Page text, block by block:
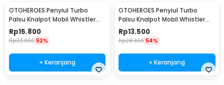
OTOHEROES Penyiul Turbo
Palsu Knalpot Mobil Whistler
1000-2400cc L - TUR007
Rp15.800
Rp32.900 52%
+ Keranjang
OTOHEROES Penyiul Turbo
Palsu Knalpot Mobil Whistler
1000-1800cc M 1.6-2.0 - TUR007
Rp13.500
Rp28.900 54%
+ Keranjang